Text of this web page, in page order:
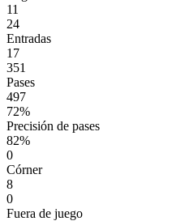
11
24
Entradas
17
351
Pases
497
72%
Precisión de pases
82%
0
Córner
8
0
Fuera de juego